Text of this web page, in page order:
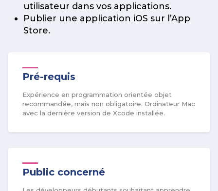
utilisateur dans vos applications.
Publier une application iOS sur l’App
Store.
Pré-requis
Expérience en programmation orientée objet
recommandée, mais non obligatoire. Ordinateur Mac
avec la dernière version de Xcode installée.
Public concerné